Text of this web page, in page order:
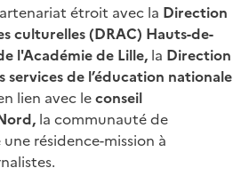
étroit avec la Direction
culturelles (DRAC) Hauts-de-
l'Académie de Lille, la Direction
de l’éducation nationale
lien avec leconseil
la communauté de
résidence-mission à